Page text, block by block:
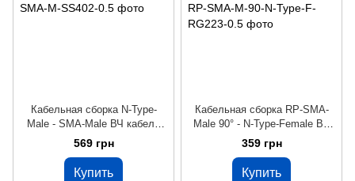
Кабельная сборка N-Type-
Male - SMA-Male ВЧ кабель
переходник SS402 длина 50
569 грн
Купить
Кабельная сборка RP-SMA-
Male 90° - N-Type-Female ВЧ
кабель переходник RG223 50
359 грн
Купить